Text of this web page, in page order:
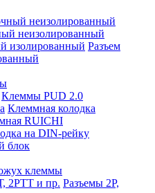
неизолированный
Разъем
Клеммы PUD 2.0
Клеммная колодка
RUICHI
на DIN-рейку
блок
клеммы
Разъемы 2Р,